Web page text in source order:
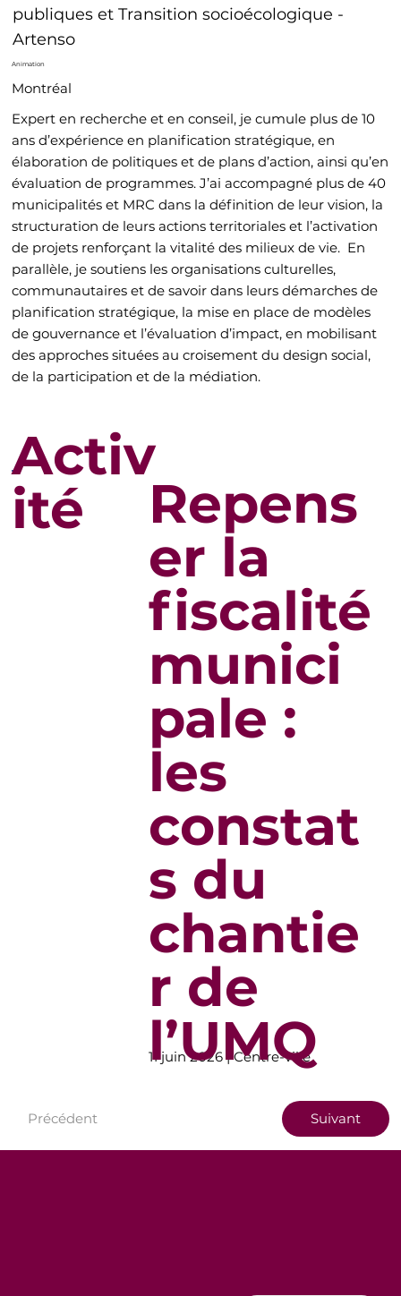
publiques et Transition socioécologique -
Artenso
Animation
Montréal
Expert en recherche et en conseil, je cumule plus de 10
ans d’expérience en planification stratégique, en
élaboration de politiques et de plans d’action, ainsi qu’en
évaluation de programmes. J’ai accompagné plus de 40
municipalités et MRC dans la définition de leur vision, la
structuration de leurs actions territoriales et l’activation
de projets renforçant la vitalité des milieux de vie. En
parallèle, je soutiens les organisations culturelles,
communautaires et de savoir dans leurs démarches de
planification stratégique, la mise en place de modèles
de gouvernance et l’évaluation d’impact, en mobilisant
des approches situées au croisement du design social,
de la participation et de la médiation.
11 juin 2026 | Centre-ville
Repens
er la
fiscalité
munici
pale :
les
constat
s du
chantie
r de
l’UMQ
Activ
ité
Précédent Suivant